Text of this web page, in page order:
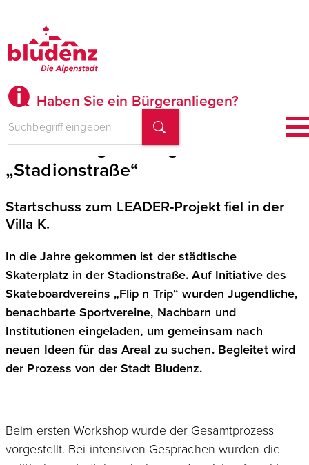
Haben Sie ein Bürgeranliegen?
Entwicklung des Jugendareals
„Stadionstraße“
Startschuss zum LEADER-Projekt fiel in der
Villa K.
In die Jahre gekommen ist der städtische
Skaterplatz in der Stadionstraße. Auf Initiative des
Skateboardvereins „Flip n Trip“ wurden Jugendliche,
benachbarte Sportvereine, Nachbarn und
Institutionen eingeladen, um gemeinsam nach
neuen Ideen für das Areal zu suchen. Begleitet wird
der Prozess von der Stadt Bludenz.
Beim ersten Workshop wurde der Gesamtprozess
vorgestellt. Bei intensiven Gesprächen wurden die